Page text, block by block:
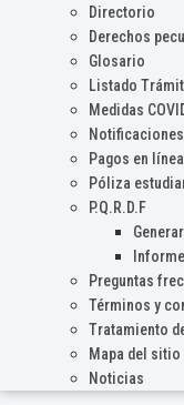
Directorio
Derechos
Glosario
Listado
Medidas
Pagos en línea
Póliza
P.Q.R.D.F
Preguntas
Términos y
Tratamiento
Mapa del sitio
Noticias